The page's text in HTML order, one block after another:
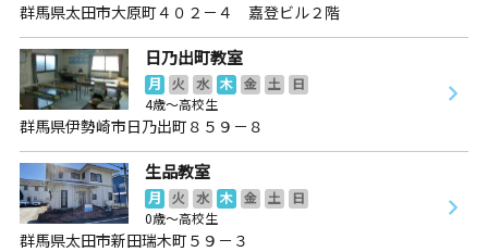
群馬県太田市大原町４０２－４ 嘉登ビル２階
日乃出町教室
月 火 水 木 金 土
日
4歳～高校生
群馬県伊勢崎市日乃出町８５９－８
生品教室
月 火 水 木 金 土
日
0歳～高校生
群馬県太田市新田瑞木町５９－３